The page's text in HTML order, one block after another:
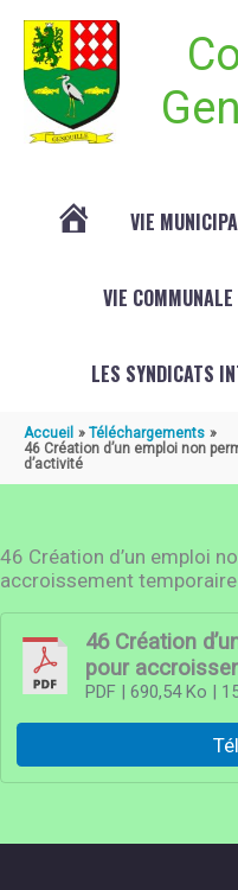
VIE
VIE COMMUNALE
LES SYNDICATS
Accueil
Téléchargements
46 Création d’un emploi non
d’activité
46 Création d’un emploi
accroissement temporaire
46 Création
pour
PDF| 690,54 Ko |